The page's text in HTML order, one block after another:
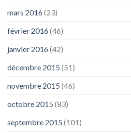
mars 2016(23)
février 2016(46)
janvier 2016(42)
décembre 2015 (51)
novembre 2015 (46)
octobre 2015 (83)
septembre 2015 (101)